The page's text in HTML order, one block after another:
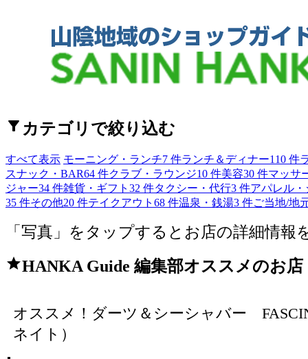
filter_alt カテゴリで絞り込む
すべて表示 モーニング・ランチ7 件ランチ＆ディナー110 件
スナック・BAR64 件クラブ・ラウンジ10 件美容30 件マッサ
ジャー34 件雑貨・ギフト 32 件タクシー・代行3 件アパレル
35 件その他20 件テイクアウト 68 件温泉・銭湯3 件ご当地/地
「写真」をタップするとお店の詳細情報
starHANKA Guide 編集部オススメのお店
オススメ！ ダーツ＆シーシャバー
ネイト）